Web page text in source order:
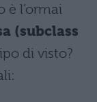
è l’ormai
(subclass
di visto?